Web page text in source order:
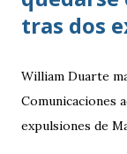
tras dos
William Duarte
Comunicaciones
expulsiones de